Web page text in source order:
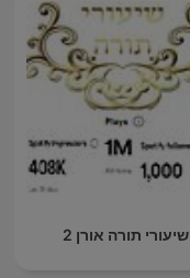
שיעורי תורה אורן 2